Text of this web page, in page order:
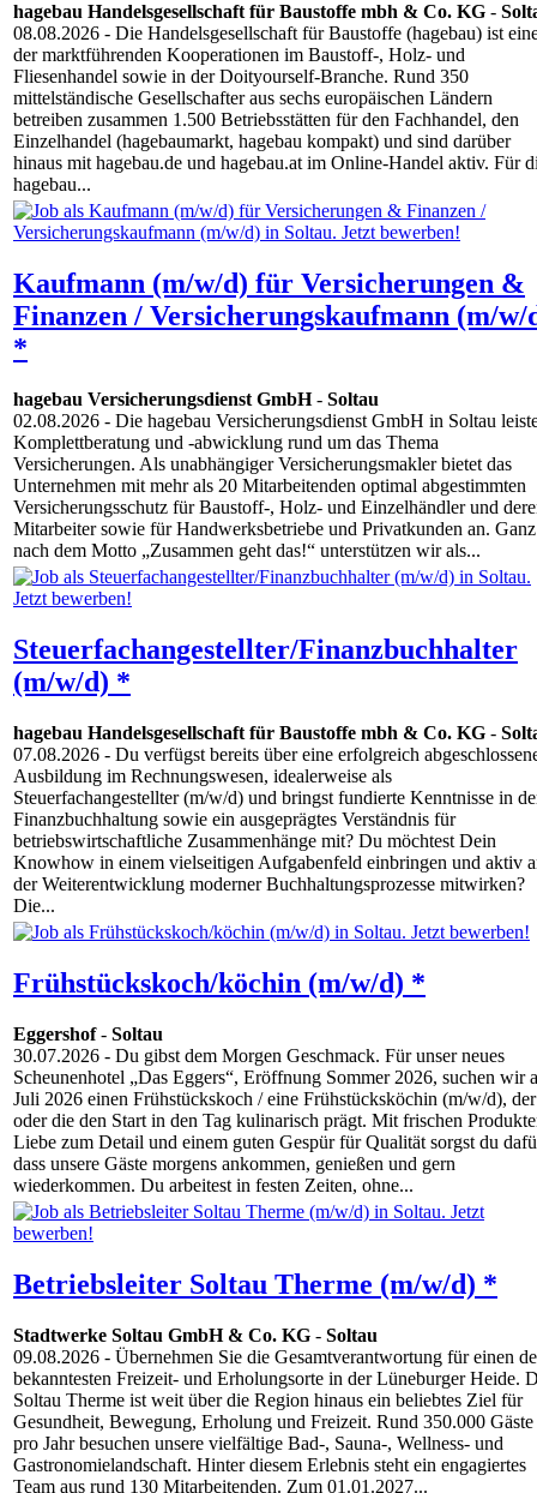
hagebau Handelsgesellschaft für Baustoffe mbh & Co. KG -
08.08.2026 - Die Handelsgesellschaft für Baustoffe (hagebau) ist
der marktführenden Kooperationen im Baustoff-, Holz- und
Fliesenhandel sowie in der Doityourself-Branche. Rund 350
mittelständische Gesellschafter aus sechs europäischen Ländern
betreiben zusammen 1.500 Betriebsstätten für den Fachhandel, den
Einzelhandel (hagebaumarkt, hagebau kompakt) und sind darüber
hinaus mit hagebau.de und hagebau.at im Online-Handel aktiv. Für
hagebau...
Kaufmann (m/w/d) für Versicherungen &
Finanzen / Versicherungskaufmann (m/w/
*
hagebau Versicherungsdienst GmbH- Soltau
02.08.2026 - Die hagebau Versicherungsdienst GmbH in Soltau
Komplettberatung und -abwicklung rund um das Thema
Versicherungen. Als unabhängiger Versicherungsmakler bietet das
Unternehmen mit mehr als 20 Mitarbeitenden optimal abgestimmten
Versicherungsschutz für Baustoff-, Holz- und Einzelhändler und
Mitarbeiter sowie für Handwerksbetriebe und Privatkunden an. Ganz
nach dem Motto „Zusammen geht das!“ unterstützen wir als...
Steuerfachangestellter/Finanzbuchhalter
(m/w/d) *
hagebau Handelsgesellschaft für Baustoffe mbh & Co. KG -
07.08.2026 - Du verfügst bereits über eine erfolgreich
Ausbildung im Rechnungswesen, idealerweise als
Steuerfachangestellter (m/w/d) und bringst fundierte Kenntnisse in
Finanzbuchhaltung sowie ein ausgeprägtes Verständnis für
betriebswirtschaftliche Zusammenhänge mit? Du möchtest Dein
Knowhow in einem vielseitigen Aufgabenfeld einbringen und aktiv
der Weiterentwicklung moderner Buchhaltungsprozesse mitwirken?
Die...
Frühstückskoch/köchin (m/w/d) *
Eggershof- Soltau
30.07.2026 - Du gibst dem Morgen Geschmack. Für unser neues
Scheunenhotel „Das Eggers“, Eröffnung Sommer 2026, suchen wir
Juli 2026 einen Frühstückskoch / eine Frühstücksköchin (m/w/d), der
oder die den Start in den Tag kulinarisch prägt. Mit frischen
Liebe zum Detail und einem guten Gespür für Qualität sorgst du
dass unsere Gäste morgens ankommen, genießen und gern
wiederkommen. Du arbeitest in festen Zeiten, ohne...
Betriebsleiter Soltau Therme (m/w/d) *
Stadtwerke Soltau GmbH & Co. KG - Soltau
09.08.2026 - Übernehmen Sie die Gesamtverantwortung für einen
bekanntesten Freizeit- und Erholungsorte in der Lüneburger Heide.
Soltau Therme ist weit über die Region hinaus ein beliebtes Ziel für
Gesundheit, Bewegung, Erholung und Freizeit. Rund 350.000 Gäste
pro Jahr besuchen unsere vielfältige Bad-, Sauna-, Wellness- und
Gastronomielandschaft. Hinter diesem Erlebnis steht ein engagiertes
Team aus rund 130 Mitarbeitenden. Zum 01.01.2027...